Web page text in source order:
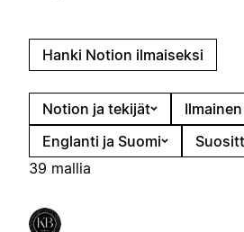
Hanki Notion ilmaiseksi
Notion ja tekijät
Englanti ja Suomi
39 mallia